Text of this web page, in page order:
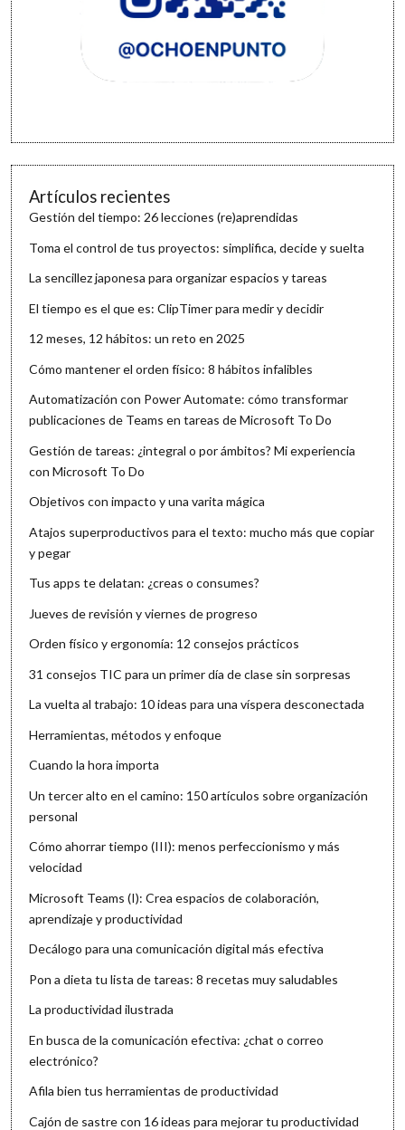
Artículos recientes
Gestión del tiempo: 26 lecciones (re)aprendidas
Toma el control de tus proyectos: simplifica, decide y suelta
La sencillez japonesa para organizar espacios y tareas
El tiempo es el que es: ClipTimer para medir y decidir
12 meses, 12 hábitos: un reto en 2025
Cómo mantener el orden físico: 8 hábitos infalibles
Automatización con Power Automate: cómo transformar
publicaciones de Teams en tareas de Microsoft To Do
Gestión de tareas: ¿integral o por ámbitos? Mi experiencia
con Microsoft To Do
Objetivos con impacto y una varita mágica
Atajos superproductivos para el texto: mucho más que copiar
y pegar
Tus apps te delatan: ¿creas o consumes?
Jueves de revisión y viernes de progreso
Orden físico y ergonomía: 12 consejos prácticos
31 consejos TIC para un primer día de clase sin sorpresas
La vuelta al trabajo: 10 ideas para una víspera desconectada
Herramientas, métodos y enfoque
Cuando la hora importa
Un tercer alto en el camino: 150 artículos sobre organización
personal
Cómo ahorrar tiempo (III): menos perfeccionismo y más
velocidad
Microsoft Teams (I): Crea espacios de colaboración,
aprendizaje y productividad
Decálogo para una comunicación digital más efectiva
Pon a dieta tu lista de tareas: 8 recetas muy saludables
La productividad ilustrada
En busca de la comunicación efectiva: ¿chat o correo
electrónico?
Afila bien tus herramientas de productividad
Cajón de sastre con 16 ideas para mejorar tu productividad